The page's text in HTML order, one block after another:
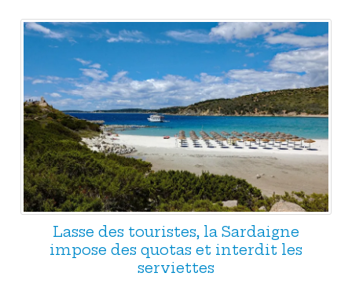
Lasse des touristes, la Sardaigne
impose des quotas et interdit les
serviettes